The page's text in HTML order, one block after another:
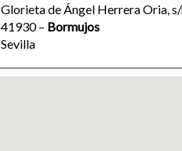
Glorieta de Ángel Herrera Oria,
41930 – Bormujos
Sevilla